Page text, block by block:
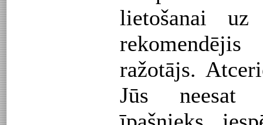
lietošanai uz
ražotājs.
Jūs neesat